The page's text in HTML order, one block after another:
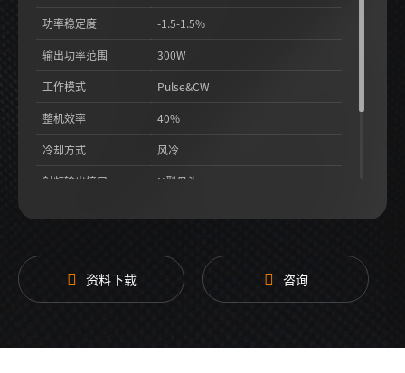
功率稳定度 -1.5-1.5%
输出功率范围 300W
工作模式 Pulse&CW
整机效率 40%
冷却方式 风冷
射频输出接口 N型母头
资料下载 咨询